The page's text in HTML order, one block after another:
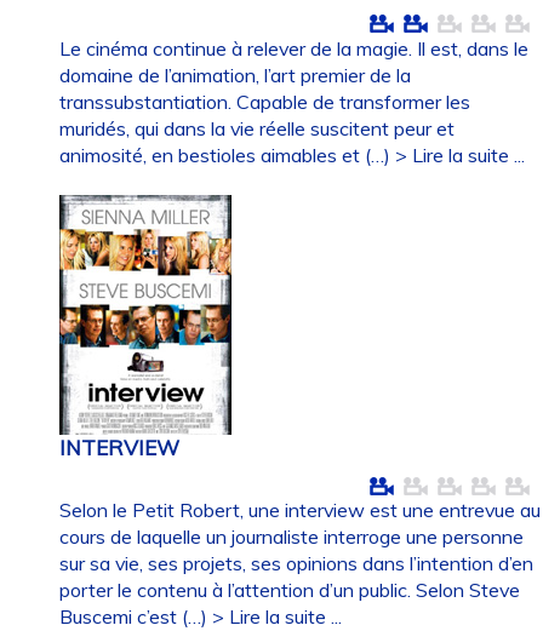
Le cinéma continue à relever de la magie. Il est, dans le
domaine de l’animation, l’art premier de la
transsubstantiation. Capable de transformer les
muridés, qui dans la vie réelle suscitent peur et
animosité, en bestioles aimables et (…) > Lire la suite ...
INTERVIEW
Selon le Petit Robert, une interview est une entrevue au
cours de laquelle un journaliste interroge une personne
sur sa vie, ses projets, ses opinions dans l’intention d’en
porter le contenu à l’attention d’un public. Selon Steve
Buscemi c’est (…) > Lire la suite ...